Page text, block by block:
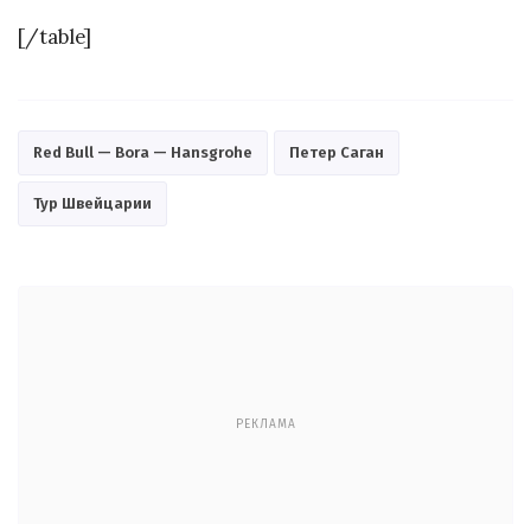
[/table]
Red Bull — Bora — Hansgrohe Петер Саган
Тур Швейцарии
РЕКЛАМА